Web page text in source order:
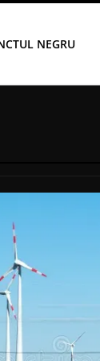
NEGRU